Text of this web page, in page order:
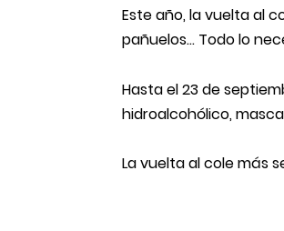
Este año, la vuelta al
pañuelos… Todo lo
Hasta el 23 de
hidroalcohólico,
La vuelta al cole más